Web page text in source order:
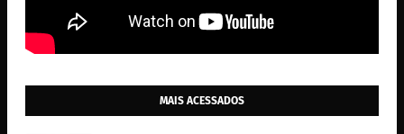
MAIS ACESSADOS